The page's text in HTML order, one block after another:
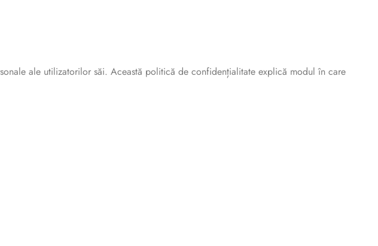
ale utilizatorilor săi. Această politică de confidențialitate explică modul în care